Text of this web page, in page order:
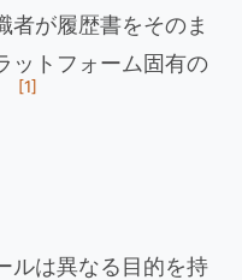
者が履歴書をそのま
ットフォーム固有の
[1]
ルは異なる目的を持